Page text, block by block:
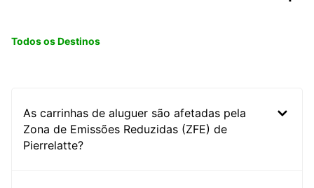
Todos os Destinos
As carrinhas de aluguer são afetadas pela
Zona de Emissões Reduzidas (ZFE) de
Pierrelatte?